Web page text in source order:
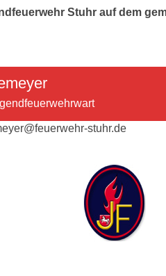
Stuhr auf dem
stuhr.de